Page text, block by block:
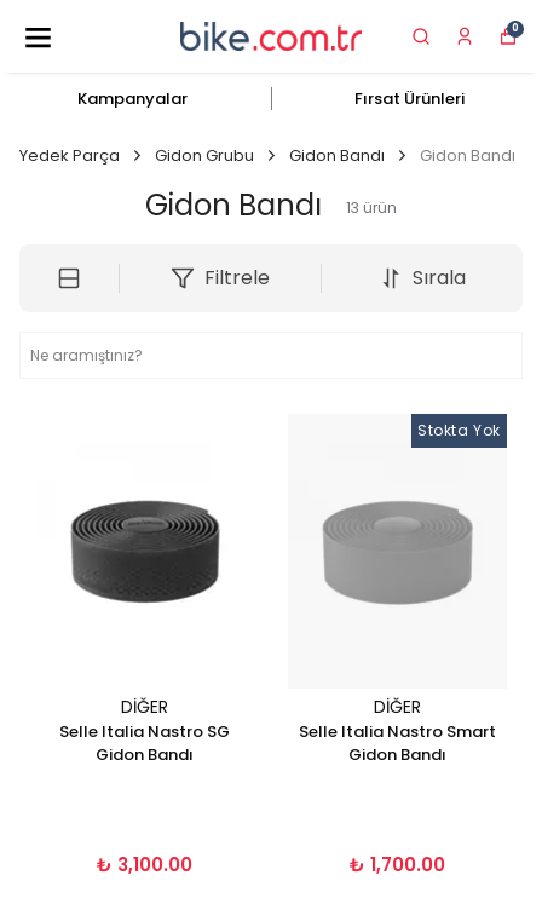
0
Kampanyalar Fırsat Ürünleri
Yedek Parça Gidon Grubu Gidon Bandı Gidon Bandı
Gidon Bandı 13 ürün
Filtrele Sırala
DIĞER
Selle Italia Nastro SG
Gidon Bandı
₺ 3,100.00
Stokta Yok
DIĞER
Selle Italia Nastro Smart
Gidon Bandı
₺ 1,700.00